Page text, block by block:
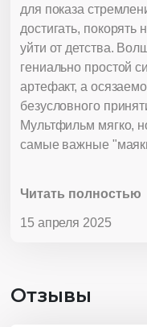
для показа
достигать, покорять
уйти от детства.
гениально простой
артефакт, а
безусловного
Мультфильм мягко,
самые важные
детства, а в умении
помнить, куда можно
Читать полностью
15 апреля 2025
Отзывы